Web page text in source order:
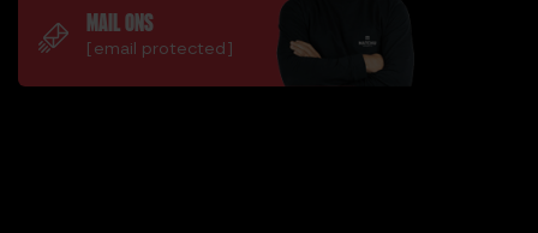
MAIL ONS
[email protected]